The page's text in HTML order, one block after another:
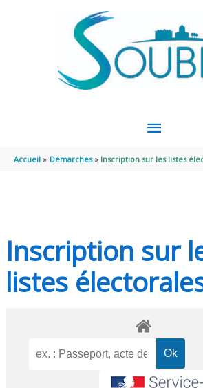
MENU
Accueil Démarches Inscription sur les listes
Inscription sur
listes